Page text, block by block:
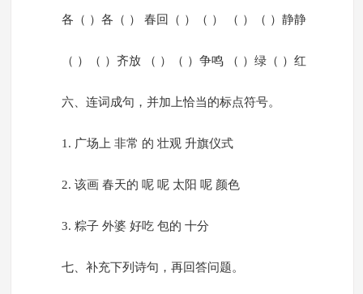
各（ ）各（ ） 春回（ ）（ ） （ ）（ ）静静
（ ）（ ）齐放 （ ）（ ）争鸣 （ ）绿（ ）红
六、连词成句，并加上恰当的标点符号。
1. 广场上 非常 的 壮观 升旗仪式
2. 该画 春天的 呢 呢 太阳 呢 颜色
3. 粽子 外婆 好吃 包的 十分
七、补充下列诗句，再回答问题。